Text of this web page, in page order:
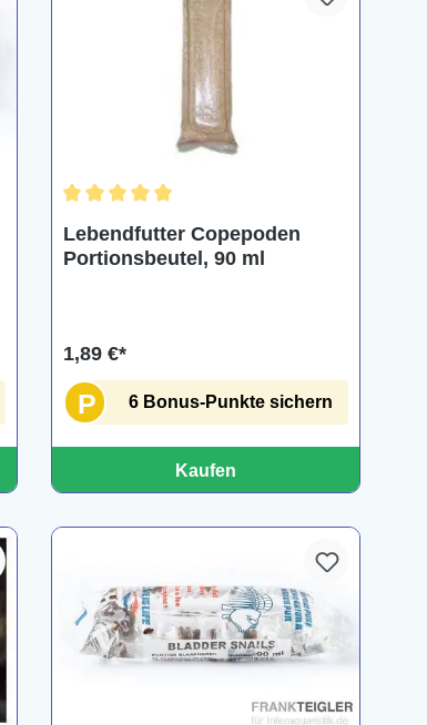
Lebendfutter Copepoden
Portionsbeutel, 90 ml
1,89 €*
P 6 Bonus-Punkte sichern
Kaufen